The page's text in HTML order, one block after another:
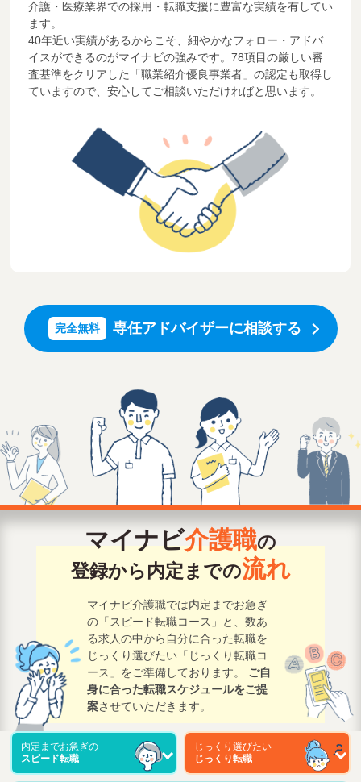
介護・医療業界での採用・転職支援に豊富な実績を有してい
ます。
40年近い実績があるからこそ、細やかなフォロー・アドバ
イスができるのがマイナビの強みです。78項目の厳しい審
査基準をクリアした「職業紹介優良事業者」の認定も取得し
ていますので、安心してご相談いただければと思います。
完全無料 専任アドバイザーに相談する
マイナビ介護職の
登録から内定までの流れ
マイナビ介護職では内定までお急ぎ
の「スピード転職コース」と、数あ
る求人の中から自分に合った転職を
じっくり選びたい「じっくり転職コ
ース」をご準備しております。 ご自
身に合った転職スケジュールをご提
案させていただきます。
内定までお急ぎの
スピード転職
じっくり選びたい
じっくり転職